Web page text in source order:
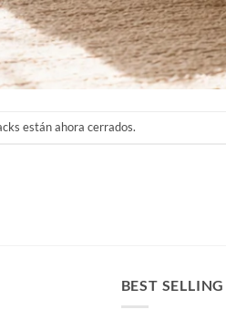
están ahora cerrados.
BEST SELLING